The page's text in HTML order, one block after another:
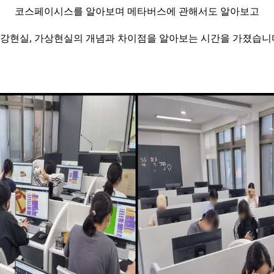
코스페이시스를 알아보며 메타버스에 관해서도 알아보고
현실, 가상현실의 개념과 차이점을 알아보는 시간을 가졌습니